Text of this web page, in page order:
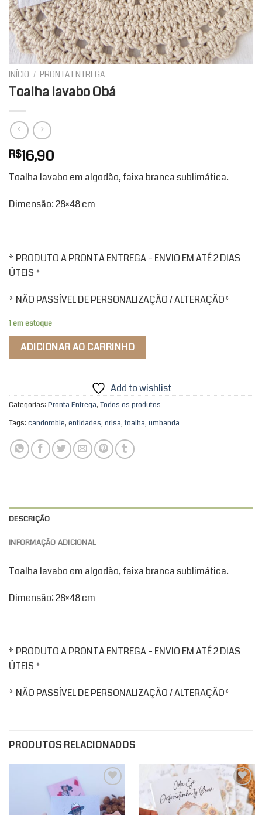
INÍCIO / PRONTA ENTREGA
Toalha lavabo Obá
R$16,90
Toalha lavabo em algodão, faixa branca sublimática.
Dimensão: 28×48 cm
* PRODUTO A PRONTA ENTREGA – ENVIO EM ATÉ 2 DIAS
ÚTEIS *
* NÃO PASSÍVEL DE PERSONALIZAÇÃO / ALTERAÇÃO*
1 em estoque
ADICIONAR AO CARRINHO
Add to wishlist
Categorias: Pronta Entrega, Todos os produtos
Tags: candomble, entidades, orisa,toalha, umbanda
DESCRIÇÃO
INFORMAÇÃO ADICIONAL
Toalha lavabo em algodão, faixa branca sublimática.
Dimensão: 28×48 cm
* PRODUTO A PRONTA ENTREGA – ENVIO EM ATÉ 2 DIAS
ÚTEIS *
* NÃO PASSÍVEL DE PERSONALIZAÇÃO / ALTERAÇÃO*
PRODUTOS RELACIONADOS